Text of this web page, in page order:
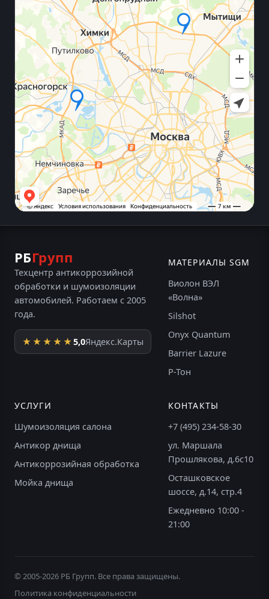
РБГрупп
Техцентр антикоррозийной
обработки и шумоизоляции
автомобилей. Работаем с 2005
года.
★★★★★5,0Яндекс.Карты
МАТЕРИАЛЫ SGM
Виолон ВЭЛ
«Волна»
Silshot
Onyx Quantum
Barrier Lazure
Р-Тон
УСЛУГИ
Шумоизоляция салона
Антикор днища
Антикоррозийная обработка
Мойка днища
КОНТАКТЫ
+7 (495) 234-58-30
ул. Маршала
Прошлякова, д.6с10
Осташковское
шоссе, д.14, стр.4
Ежедневно 10:00 -
21:00
© 2005-2026 РБ Групп. Все права защищены.
Политика конфиденциальности